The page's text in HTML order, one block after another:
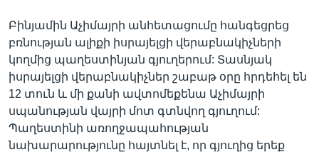
Բինյամին Աչիմայրի անհետացումը հանգեցրեց
բռնության ալիքի իսրայելցի վերաբնակիչների
կողմից պաղեստինյան գյուղերում: Տասնյակ
իսրայելցի վերաբնակիչներ շաբաթ օրը հրդեհել են
12 տուն և մի քանի ավտոմեքենա Աչիմայրի
սպանության վայրի մոտ գտնվող գյուղում:
Պաղեստինի առողջապահության
նախարարությունը հայտնել է, որ գյուղից երեք